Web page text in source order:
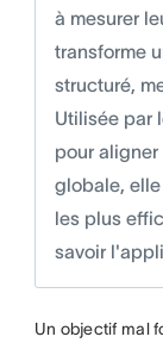
à mesurer
transforme
structuré,
Utilisée par
pour
globale,
les plus
savoir
Un objectif mal